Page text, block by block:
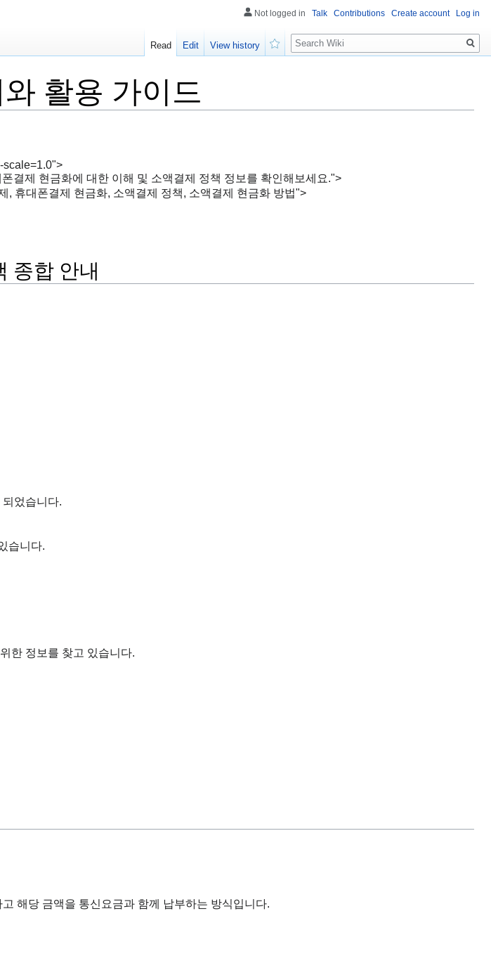
활용 가이드
scale=1.0">
결제 현금화에 대한 이해 및 소액결제 정책 정보를 확인해보세요.">
휴대폰결제 현금화, 소액결제 정책, 소액결제 현금화 방법">
종합 안내
었습니다.
습니다.
한 정보를 찾고 있습니다.
해당 금액을 통신요금과 함께 납부하는 방식입니다.
Not logged in Talk Contributions Create account Log in
Read Edit
View history
Search